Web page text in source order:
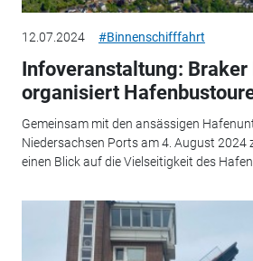
12.07.2024 #Binnenschifffahrt
Infoveranstaltung:
organisiert
Gemeinsam mit den ansässigen
Niedersachsen Ports am 4. August 2024
einen Blick auf die Vielseitigkeit des